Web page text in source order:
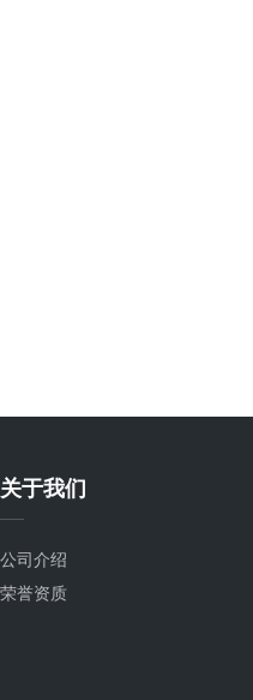
关于我们
公司介绍
荣誉资质